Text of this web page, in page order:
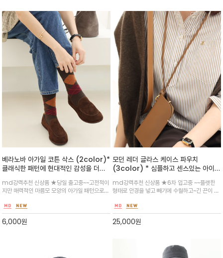
베라노바 아가일 코튼 삭스 (2color)*
클래식한 패턴에 현대적인 감성을 더한
품질검사 인증 받은 곳에서 제작한 ~디
테일과 고급기술로 잘 짜여진 ~ 믿고 신
으셔요^^
md강력추천 신상품 ★당일 출고중~~고전적이
지만 매력적인 마름모 모양의 아가일 패턴으로
수 있는 아이템(아틸아민 함유합격/폼알데하이
트 함유합격)총길이 21일 장목이라 겨울에도 좋
아요~
6,000원
모던 레더 글라스 케이스 파우치
(3color) * 심플하고 센스있는 아이템
걸거나 가방에 장착하여 다양하게 꾸미
기 연출이 가능한 아이템
md강력추천 신상품 ★6차 입고중 ~~플랫한
형태로 안경을 넣고 빼기에 수월하고~긴 끈이 있
25,000원